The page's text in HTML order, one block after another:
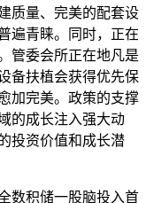
质量、完美的配套设
遍青睐。同时，正在
管委会所正在地凡是
备扶植会获得优先保
加完美。政策的支撑
的成长注入强大动
投资价值和成长潜
积储一股脑投入首